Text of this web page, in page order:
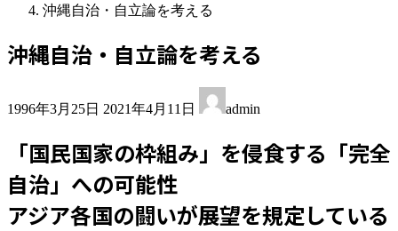
沖縄自治・自立論を考える
沖縄自治・自立論を考える
1996年3月25日 終
新
時
:
2021年4月11日 admin
「国民国家の枠組み」を侵食する「完全
自治」への可能性
アジア各国の闘いが展望を規定している